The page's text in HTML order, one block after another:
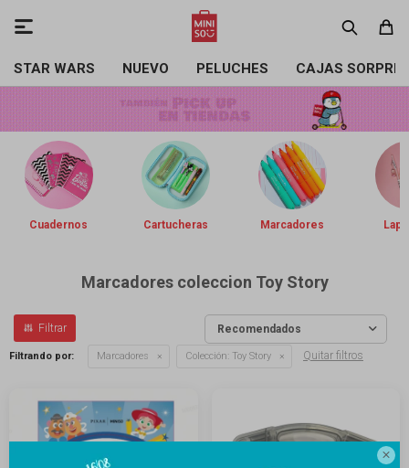

STAR WARS NUEVO PELUCHES CAJAS

Cuadernos Cartucheras Marcadores
Marcadores coleccion Toy Story
Recomendados
Filtrando por: Marcadores Colección: Toy Story Quitar filtros